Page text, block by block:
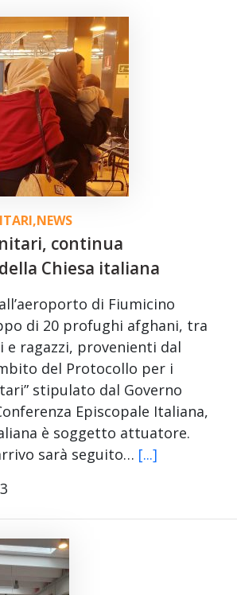
,NEWS
continua
Chiesa italiana
di Fiumicino
di 20 profughi afghani, tra
e ragazzi, provenienti dal
del Protocollo per i
stipulato dal Governo
Episcopale Italiana,
è soggetto attuatore.
sarà seguito… [...]